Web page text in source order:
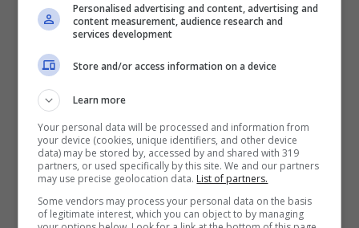
essere formalizzata fra qualche giorno, in
attesa anche di capire gli sviluppi dell’altro
gruppo capitanato da Matteo Gentilini.
L’eventualità che quest’ultimo non riesca ad
ipotizzabile un’uscita di scena come main
sponsor per Flats Service, seppur legata
ancora un anno da contratto.
Personalised advertising and content, advertising and
content measurement, audience research and
services development
Store and/or access information on a device
Learn more
Your personal data will be processed and information from
your device (cookies, unique identifiers, and other device
data) may be stored by, accessed by and shared with 319
partners, or used specifically by this site. We and our partners
may use precise geolocation data. List of partners.
Some vendors may process your personal data on the basis
of legitimate interest, which you can object to by managing